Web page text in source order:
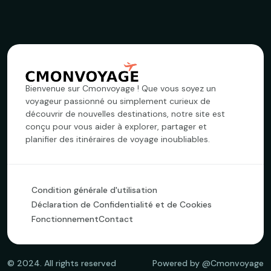
Bienvenue sur Cmonvoyage ! Que vous soyez un
voyageur passionné ou simplement curieux de
découvrir de nouvelles destinations, notre site est
conçu pour vous aider à explorer, partager et
planifier des itinéraires de voyage inoubliables.
Condition générale d'utilisation
Déclaration de Confidentialité et de Cookies
FonctionnementContact
© 2024. All rights reserved Powered by @Cmonvoyage